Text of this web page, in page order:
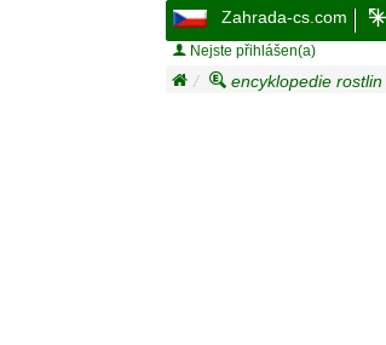
Zahrada-cs.com
Nejste přihlášen(a)
encyklopedie rostlin